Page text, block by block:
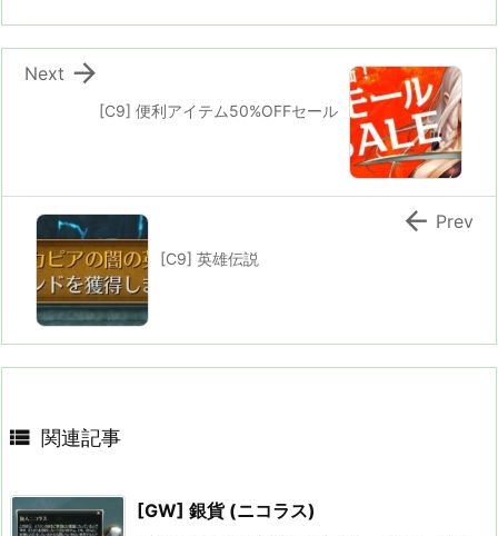
[C9] 便利アイテム50%OFFセール

Next
[C9] 英雄伝説
 Prev
 関連記事
[GW] 銀貨 (ニコラス)